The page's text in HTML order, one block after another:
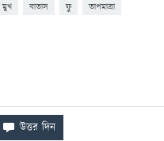
মুখ বাতাস ফু তাপমাত্রা